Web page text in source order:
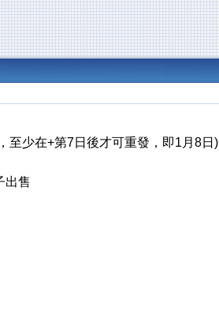
至少在+第7日後才可重發，即1月8日)
出售